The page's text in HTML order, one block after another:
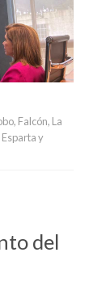
Falcón, La
y
del